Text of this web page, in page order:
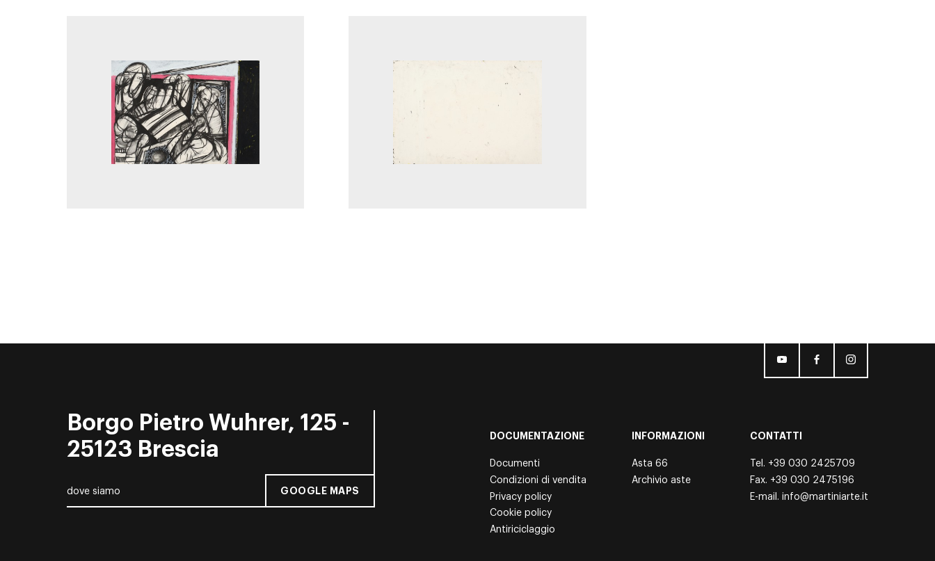
Borgo Pietro Wuhrer, 125 -
25123 Brescia
dove siamo GOOGLE MAPS
DOCUMENTAZIONE
Documenti
Condizioni di vendita
Privacy policy
Cookie policy
Antiriciclaggio
INFORMAZIONI
Asta 66
Archivio aste
CONTATTI
Tel. +39 030 2425709
Fax. +39 030 2475196
E-mail. info@martiniarte.it